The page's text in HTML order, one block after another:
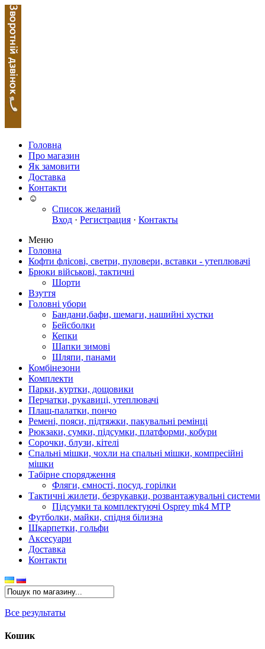
Головна
Про магазин
Як замовити
Доставка
Контакти
☺
Список желаний
Вход · Регистрация · Контакты
Меню
Головна
Кофти флісові, светри, пуловери, вставки - утеплювачі
Брюки військові, тактичні
Шорти
Взуття
Головні убори
Бандани,бафи, шемаги, нашийні хустки
Бейсболки
Кепки
Шапки зимові
Шляпи, панами
Комбінезони
Комплекти
Парки, куртки, дощовики
Перчатки, рукавиці, утеплювачі
Плащ-палатки, пончо
Ремені, пояси, підтяжки, пакувальні ремінці
Рюкзаки, сумки, підсумки, платформи, кобури
Сорочки, блузи, кітелі
Спальні мішки, чохли на спальні мішки, компресійні
мішки
Табірне спорядження
Фляги, ємності, посуд, горілки
Тактичні жилети, безрукавки, розвантажувальні системи
Підсумки та комплектуючі Osprey mk4 MTP
Футболки, майки, спідня білизна
Шкарпетки, гольфи
Аксесуари
Доставка
Контакти
Все результаты
Кошик